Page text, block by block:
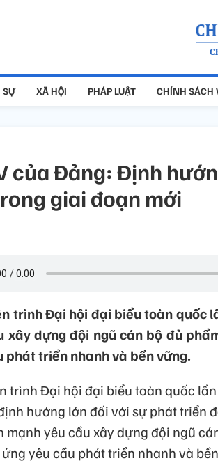
SỰ XÃ HỘI PHÁP LUẬT CHÍNH SÁCH
của Đảng: Định
giai đoạn mới
trình Đại hội đại biểu toàn quốc
xây dựng đội ngũ cán bộ đủ
phát triển nhanh và bền vững.
trình Đại hội đại biểu toàn quốc
hướng lớn đối với sự phát triển
mạnh yêu cầu xây dựng đội ngũ
yêu cầu phát triển nhanh và